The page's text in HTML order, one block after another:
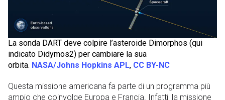
La sonda DART deve colpire l’asteroide Dimorphos (qui
indicato Didymos2) per cambiare la sua
orbita. NASA/Johns Hopkins APL, CC BY-NC
Questa missione americana fa parte di un programma più
ampio che coinvolge Europa e Francia. Infatti, la missione